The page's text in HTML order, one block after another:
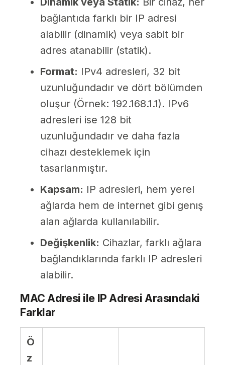
bağlantıda farklı bir IP adresi
alabilir (dinamik) veya sabit bir
adres atanabilir (statik).
Format: IPv4 adresleri, 32 bit
uzunluğundadır ve dört bölümden
oluşur (Örnek: 192.168.1.1). IPv6
adresleri ise 128 bit
uzunluğundadır ve daha fazla
cihazı desteklemek için
tasarlanmıştır.
Kapsam: IP adresleri, hem yerel
ağlarda hem de internet gibi genış
alan ağlarda kullanılabilir.
Değişkenlik: Cihazlar, farklı ağlara
bağlandıklarında farklı IP adresleri
alabilir.
MAC Adresi ile IP Adresi Arasındaki
Farklar
Ö
z